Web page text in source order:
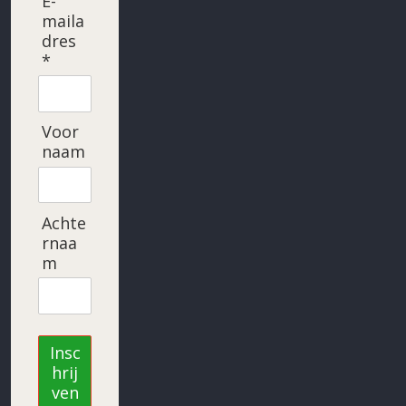
maila
dres
*
Voor
naam
Achte
rnaa
m
Insc
hrij
ven